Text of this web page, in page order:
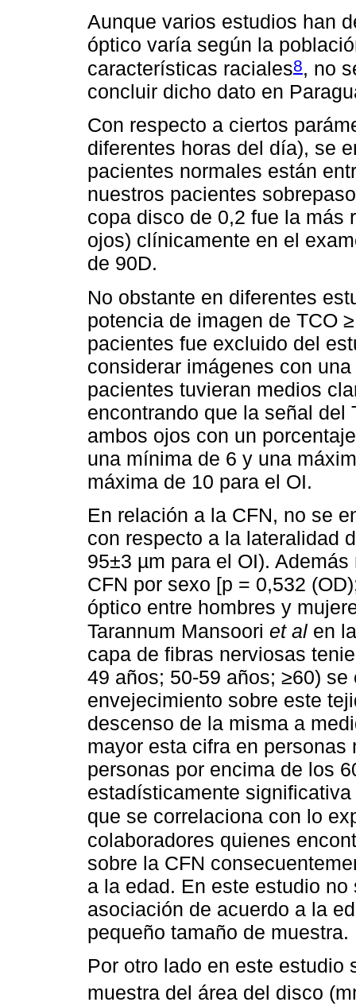
Aunque varios estudios han
óptico varía según la
características raciales8, no
concluir dicho dato en
Con respecto a ciertos
diferentes horas del día), se
pacientes normales están
nuestros pacientes
copa disco de 0,2 fue la más
ojos) clínicamente en el
de 90D.
No obstante en diferentes
potencia de imagen de TCO
pacientes fue excluido del
considerar imágenes con
pacientes tuvieran medios
encontrando que la señal del
ambos ojos con un
una mínima de 6 y una
máxima de 10 para el OI.
En relación a la CFN, no se
con respecto a la lateralidad
95±3 µm para el OI).
CFN por sexo [p = 0,532
óptico entre hombres y
Tarannum Mansoori et al en
capa de fibras nerviosas
49 años; 50-59 años; ≥60)
envejecimiento sobre este
descenso de la misma a
mayor esta cifra en
personas por encima de los
estadísticamente
que se correlaciona con lo
colaboradores quienes
sobre la CFN
a la edad. En este estudio
asociación de acuerdo a la
pequeño tamaño de muestra.
Por otro lado en este estudio
muestra del área del disco